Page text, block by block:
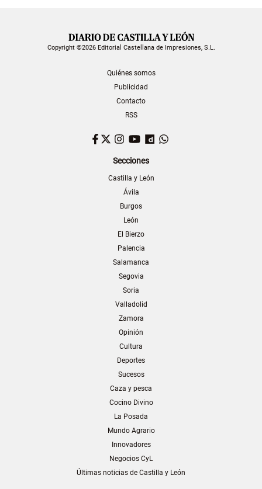
Copyright ©2026 Editorial Castellana de Impresiones, S.L.
Quiénes somos
Publicidad
Contacto
RSS
Facebook
TwitterInstagram
YouTubeDailymotion
Secciones
Castilla y León
Ávila
Burgos
León
El Bierzo
Palencia
Salamanca
Segovia
Soria
Valladolid
Zamora
Opinión
Cultura
Deportes
Sucesos
Caza y pesca
Cocino Divino
La Posada
Mundo Agrario
Innovadores
Negocios CyL
Últimas noticias de Castilla y León